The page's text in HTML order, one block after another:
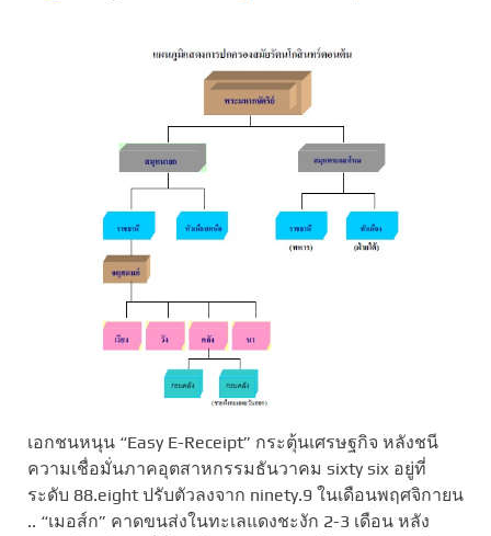
เอกชนหนุน “Easy E-Receipt” กระตุ้นเศรษฐกิจ หลังชนี
ความเชื่อมั่นภาคอุตสาหกรรมธันวาคม sixty six อยู่ที่
ระดับ 88.eight ปรับตัวลงจาก ninety.9 ในเดือนพฤศจิกายน
.. “เมอส์ก” คาดขนส่งในทะเลแดงชะงัก 2-3 เดือน หลัง